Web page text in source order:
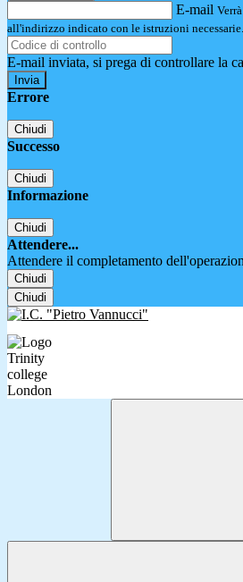
E-mail
all'indirizzo indicato con le istruzioni necessarie.
E-mail inviata, si prega di controllare la
Errore
Chiudi
Successo
Chiudi
Informazione
Chiudi
Attendere...
Attendere il completamento
Chiudi
Chiudi